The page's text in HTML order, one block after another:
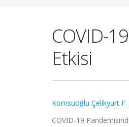
COVID-
Etkisi
Komsuoğlu Çelikyurt F.
COVID-19